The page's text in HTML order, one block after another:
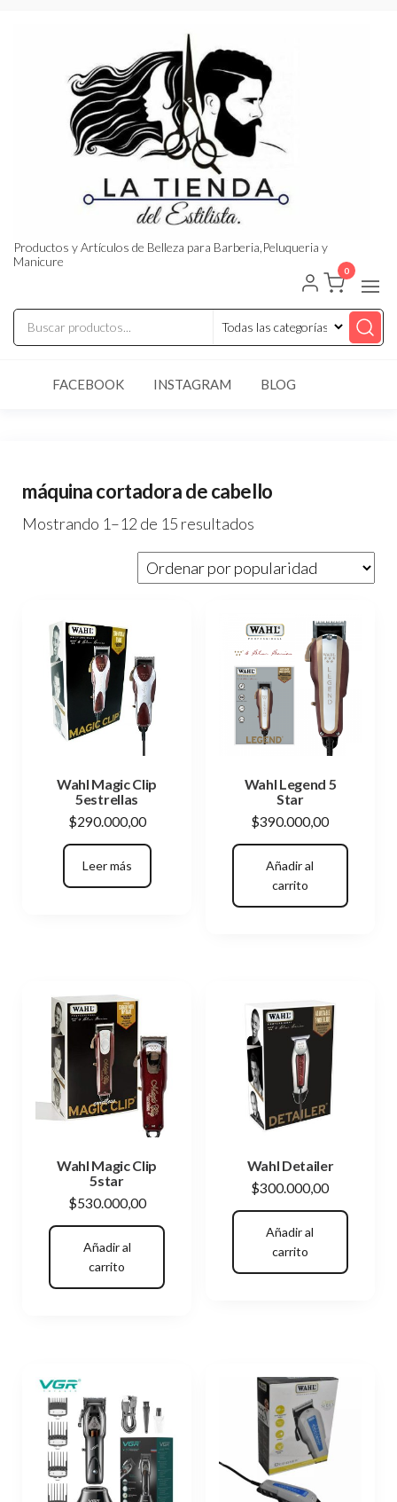
Productos y Artículos de Belleza para Barberia,Peluqueria y
Manicure
0
FACEBOOK INSTAGRAM BLOG
máquina cortadora de cabello
Mostrando 1–12 de 15 resultados
por
popularidad
Wahl Magic Clip
5estrellas
$290.000,00
Leer más
Wahl Legend 5
Star
$390.000,00
Añadir al
carrito
Wahl Magic Clip
5star
$530.000,00
Añadir al
carrito
Wahl Detailer
$300.000,00
Añadir al
carrito